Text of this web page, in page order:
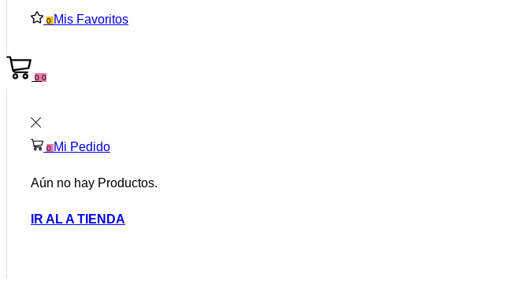
0 Mis Favoritos
0 0
0 Mi Pedido
Aún no hay Productos.
IR AL A TIENDA